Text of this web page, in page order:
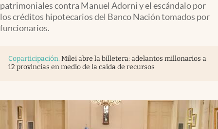
Infotechnology
Clase
Mundial 2026
El Cronista Studio
Mediakit
patrimoniales contra Manuel Adorni y el escándalo por
los créditos hipotecarios del Banco Nación tomados por
funcionarios.
Coparticipación. Milei abre la billetera: adelantos millonarios a
12 provincias en medio de la caída de recursos